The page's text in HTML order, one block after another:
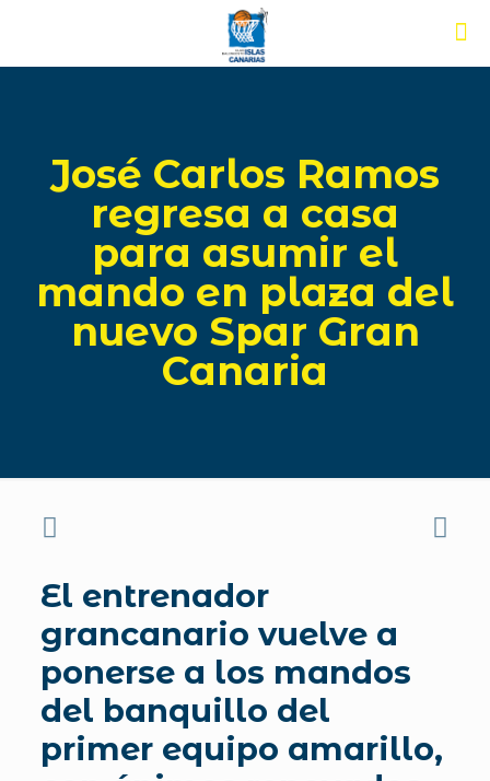
José Carlos Ramos
regresa a casa
para asumir el
mando en plaza del
nuevo Spar Gran
Canaria
El entrenador
grancanario vuelve a
ponerse a los mandos
del banquillo del
primer equipo amarillo,